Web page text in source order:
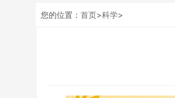
您的位置： 首页>科学>